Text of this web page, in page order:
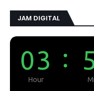
JAM DIGITAL